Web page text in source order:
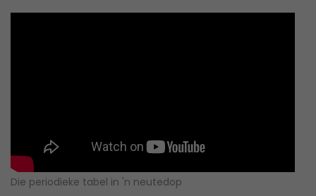
Die periodieke tabel in 'n neutedop